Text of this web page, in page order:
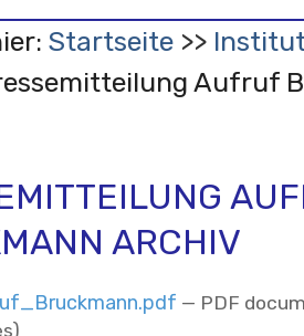
Startseite
Aufruf
ARCHIV
— PDF